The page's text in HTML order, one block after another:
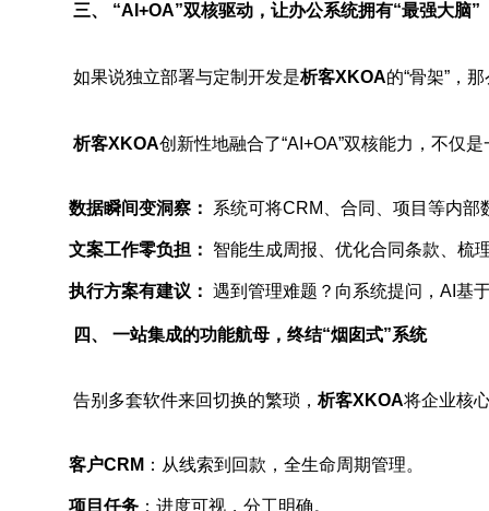
三、 “AI+OA”双核驱动，让办公系统拥有“最强大脑”
如果说独立部署与定制开发是析客XKOA的“骨架”，
析客XKOA创新性地融合了“AI+OA”双核能力，不仅
数据瞬间变洞察： 系统可将CRM、合同、项目等内
文案工作零负担： 智能生成周报、优化合同条款、
执行方案有建议： 遇到管理难题？向系统提问，AI基
四、 一站集成的功能航母，终结“烟囱式”系统
告别多套软件来回切换的繁琐，析客XKOA将企业核
客户CRM ：从线索到回款，全生命周期管理。
项目任务 ：进度可视，分工明确。